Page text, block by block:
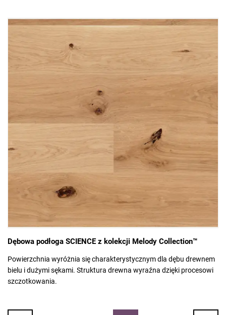
Dębowa podłoga SCIENCE z kolekcji Melody Collection™
Powierzchnia wyróżnia się charakterystycznym dla dębu drewnem
bielu i dużymi sękami. Struktura drewna wyraźna dzięki procesowi
szczotkowania.